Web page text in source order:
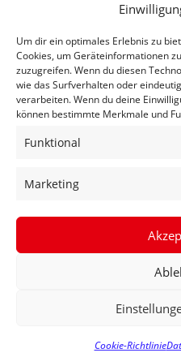
Um dir ein optimales Erlebnis zu
Cookies, um Geräteinformationen
zuzugreifen. Wenn du diesen
wie das Surfverhalten oder
verarbeiten. Wenn du deine
können bestimmte Merkmale und
Funktional
Marketing
Cookie-Richtlinie
FECHNER FÜR